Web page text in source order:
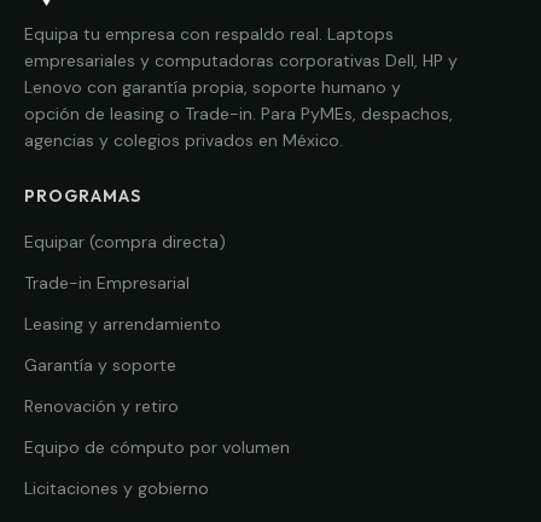
Equipa tu empresa con respaldo real. Laptops
empresariales y computadoras corporativas Dell, HP y
Lenovo con garantía propia, soporte humano y
opción de leasing o Trade-in. Para PyMEs, despachos,
agencias y colegios privados en México.
PROGRAMAS
Equipar (compra directa)
Trade-in Empresarial
Leasing y arrendamiento
Garantía y soporte
Renovación y retiro
Equipo de cómputo por volumen
Licitaciones y gobierno